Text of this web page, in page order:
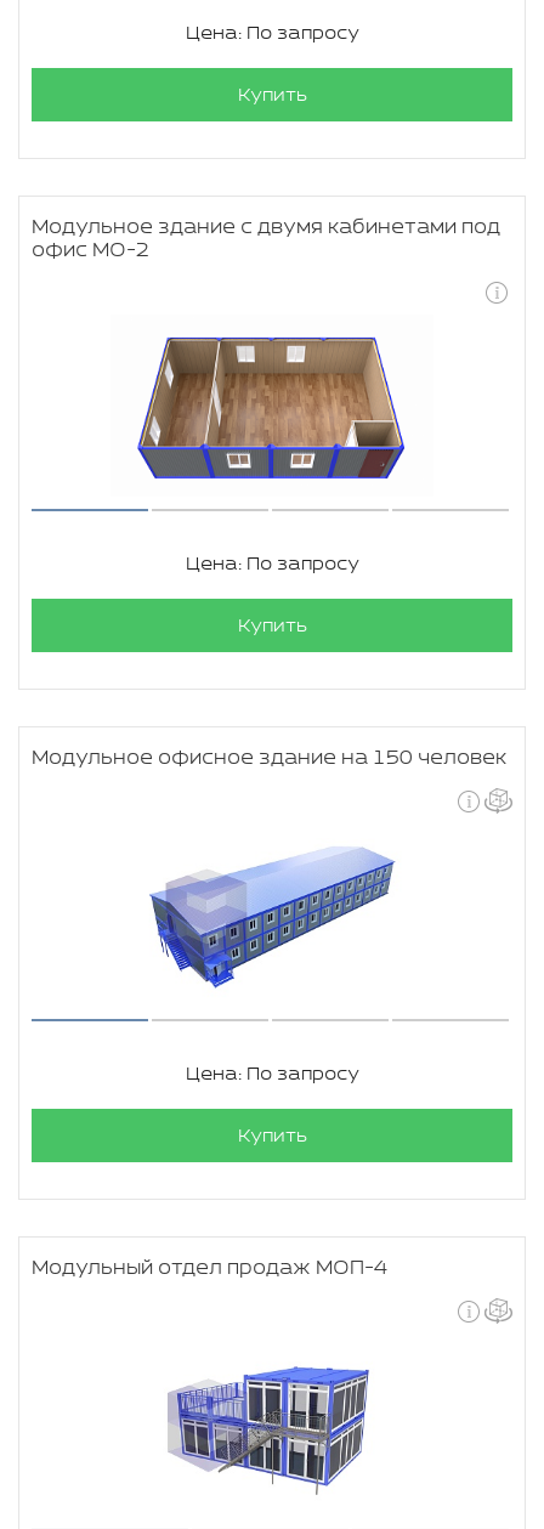
Цена: По запросу
Купить
Модульное здание с двумя кабинетами под
офис МО-2
Цена: По запросу
Купить
Модульное офисное здание на 150 человек
Цена: По запросу
Купить
Модульный отдел продаж МОП-4